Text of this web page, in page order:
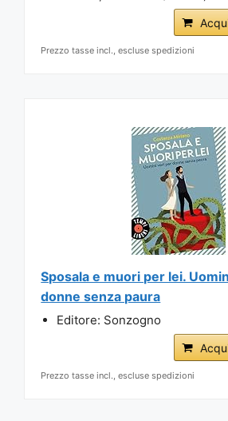
Prezzo tasse incl., escluse spedizioni
Sposala e muori per lei.
donne senza paura
Editore: Sonzogno
Prezzo tasse incl., escluse spedizioni